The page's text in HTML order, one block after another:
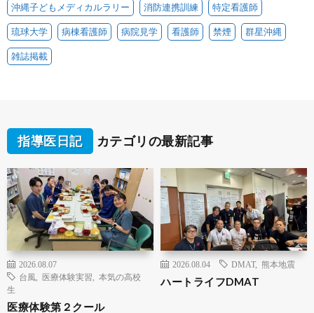
沖縄子どもメディカルラリー 消防連携訓練 特定看護師
琉球大学 病棟看護師 病院見学 看護師 禁煙 群星沖縄
雑誌掲載
指導医日記 カテゴリの最新記事
2026.08.07
台風
医療体験実習
本気の高校
生
医療体験第２クール
2026.08.04 DMAT, 熊本地震
ハートライフDMAT